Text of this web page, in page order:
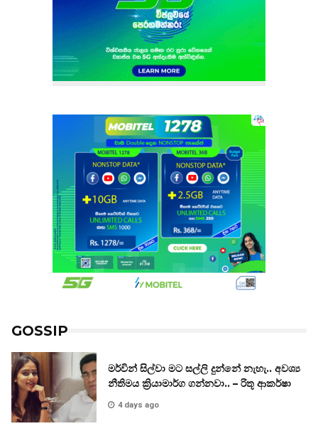
GOSSIP
මර්වින් සිල්වා මට සල්ලි දුන්නේ නැහැ.. අවශ්‍ය
නීතිමය ක්‍රියාමාර්ග ගන්නවා.. – රිතූ ආකර්ෂා
4 days ago